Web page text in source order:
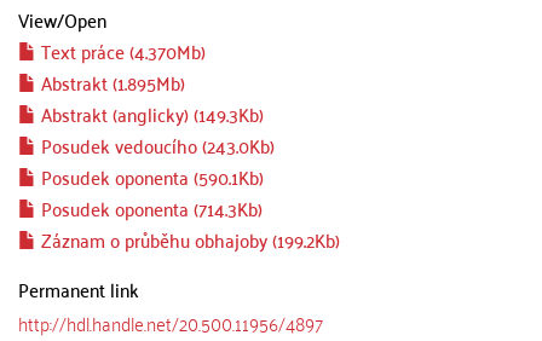
View/Open
Text práce (4.370Mb)
Abstrakt (1.895Mb)
Abstrakt (anglicky) (149.3Kb)
Posudek vedoucího (243.0Kb)
Posudek oponenta (590.1Kb)
Posudek oponenta (714.3Kb)
Záznam o průběhu obhajoby (199.2Kb)
Permanent link
http://hdl.handle.net/20.500.11956/4897